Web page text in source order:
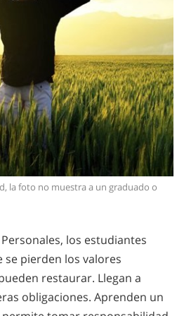
la foto no muestra a un graduado o
los estudiantes
pierden los valores
restaurar. Llegan a
obligaciones. Aprenden un